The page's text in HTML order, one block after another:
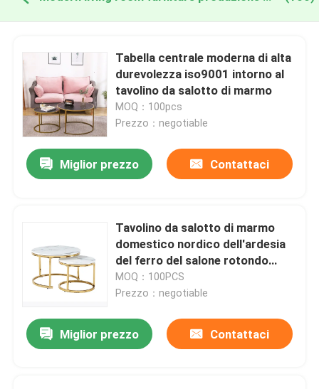
Tabella centrale moderna di alta
durevolezza iso9001 intorno al
tavolino da salotto di marmo
MOQ：100pcs
Prezzo：negotiable
Miglior prezzo Contattaci
Tavolino da salotto di marmo
domestico nordico dell'ardesia
del ferro del salone rotondo
semplice del tavolino da salotto
MOQ：100PCS
Prezzo：negotiable
Miglior prezzo Contattaci